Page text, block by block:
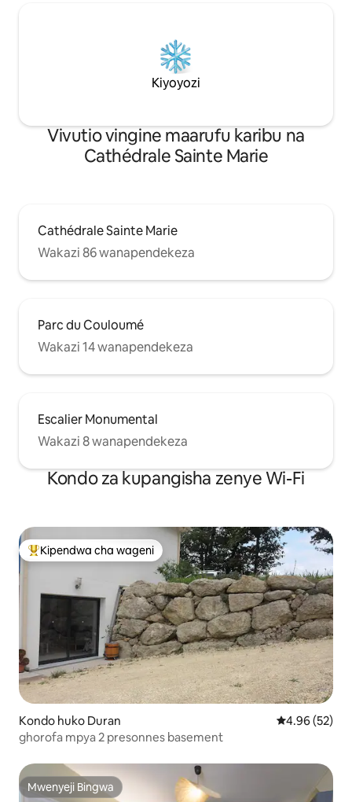
Kiyoyozi
Vivutio vingine maarufu karibu na
Cathédrale Sainte Marie
Cathédrale Sainte Marie
Wakazi 86 wanapendekeza
Parc du Couloumé
Wakazi 14 wanapendekeza
Escalier Monumental
Wakazi 8 wanapendekeza
Kondo za kupangisha zenye Wi-Fi
Kipendwa maarufu cha wageni
Kipendwa cha wageni
Kondo huko Duran Ukadiriaji wa
4.96 (52)
ghorofa mpya 2 presonnes basement
Mwenyeji Bingwa
Mwenyeji Bingwa